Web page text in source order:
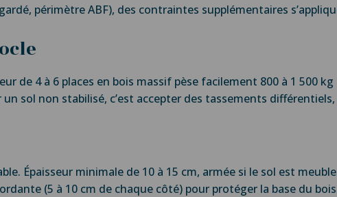
périmètre ABF), des contraintes supplémentaires
de 4 à 6 places en bois massif pèse facilement 800 à 1 500 kg
sol non stabilisé, c’est accepter des tassements différentiels,
Épaisseur minimale de 10 à 15 cm, armée si le sol est
(5 à 10 cm de chaque côté) pour protéger la base du